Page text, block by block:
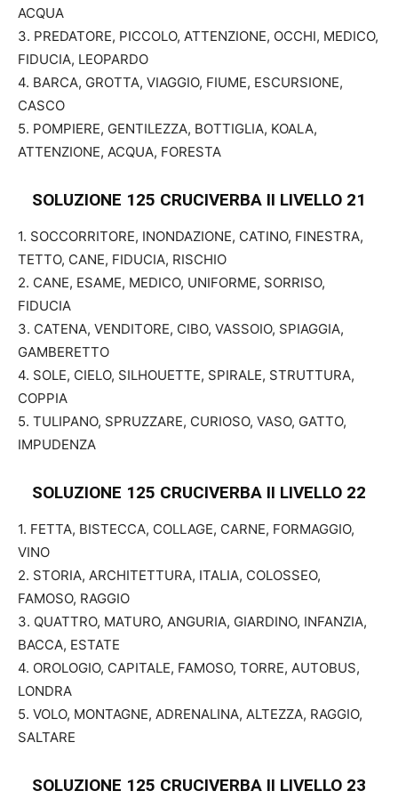
ACQUA
3. PREDATORE, PICCOLO, ATTENZIONE, OCCHI, MEDICO,
FIDUCIA, LEOPARDO
4. BARCA, GROTTA, VIAGGIO, FIUME, ESCURSIONE,
CASCO
5. POMPIERE, GENTILEZZA, BOTTIGLIA, KOALA,
ATTENZIONE, ACQUA, FORESTA
SOLUZIONE 125 CRUCIVERBA II LIVELLO 21
1. SOCCORRITORE, INONDAZIONE, CATINO, FINESTRA,
TETTO, CANE, FIDUCIA, RISCHIO
2. CANE, ESAME, MEDICO, UNIFORME, SORRISO,
FIDUCIA
3. CATENA, VENDITORE, CIBO, VASSOIO, SPIAGGIA,
GAMBERETTO
4. SOLE, CIELO, SILHOUETTE, SPIRALE, STRUTTURA,
COPPIA
5. TULIPANO, SPRUZZARE, CURIOSO, VASO, GATTO,
IMPUDENZA
SOLUZIONE 125 CRUCIVERBA II LIVELLO 22
1. FETTA, BISTECCA, COLLAGE, CARNE, FORMAGGIO,
VINO
2. STORIA, ARCHITETTURA, ITALIA, COLOSSEO,
FAMOSO, RAGGIO
3. QUATTRO, MATURO, ANGURIA, GIARDINO, INFANZIA,
BACCA, ESTATE
4. OROLOGIO, CAPITALE, FAMOSO, TORRE, AUTOBUS,
LONDRA
5. VOLO, MONTAGNE, ADRENALINA, ALTEZZA, RAGGIO,
SALTARE
SOLUZIONE 125 CRUCIVERBA II LIVELLO 23